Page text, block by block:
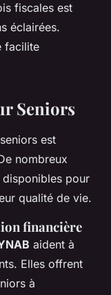
fiscales est
éclairées.
facilite
Seniors
est
nombreux
disponibles pour
qualité de vie.
financière
aident à
Elles offrent
à